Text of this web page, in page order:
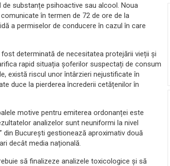
substanțe psihoactive sau alcool. Noua
în termen de 72 de ore de la
a permiselor de conducere în cazul în care
determinată de necesitatea protejării vieții și
rapid situația șoferilor suspectați de consum
există riscul unor întârzieri nejustificate în
duce la pierderea încrederii cetățenilor în
motive pentru emiterea ordonanței este
analizelor sunt neuniformi la nivel
din București gestionează aproximativ două
decât media națională.
să finalizeze analizele toxicologice și să